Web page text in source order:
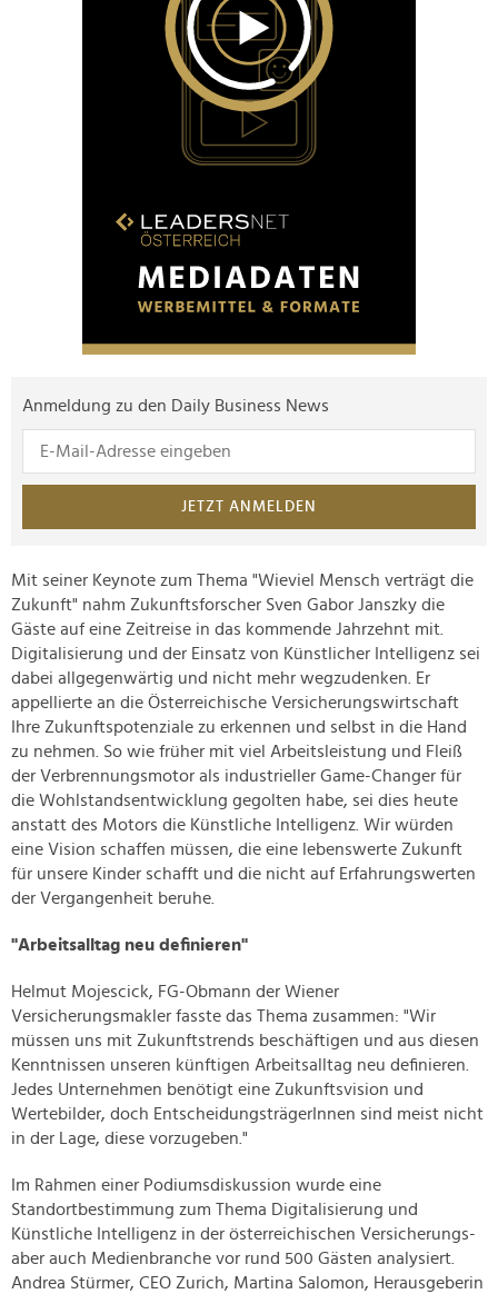
Anmeldung zu den Daily Business News
JETZT ANMELDEN
Mit seiner Keynote zum Thema "Wieviel Mensch verträgt die
Zukunft" nahm Zukunftsforscher Sven Gabor Janszky die
Gäste auf eine Zeitreise in das kommende Jahrzehnt mit.
Digitalisierung und der Einsatz von Künstlicher Intelligenz sei
dabei allgegenwärtig und nicht mehr wegzudenken. Er
appellierte an die Österreichische Versicherungswirtschaft
Ihre Zukunftspotenziale zu erkennen und selbst in die Hand
zu nehmen. So wie früher mit viel Arbeitsleistung und Fleiß
der Verbrennungsmotor als industrieller Game-Changer für
die Wohlstandsentwicklung gegolten habe, sei dies heute
anstatt des Motors die Künstliche Intelligenz. Wir würden
eine Vision schaffen müssen, die eine lebenswerte Zukunft
für unsere Kinder schafft und die nicht auf Erfahrungswerten
der Vergangenheit beruhe.
"Arbeitsalltag neu definieren"
Helmut Mojescick, FG-Obmann der Wiener
Versicherungsmakler fasste das Thema zusammen: "Wir
müssen uns mit Zukunftstrends beschäftigen und aus diesen
Kenntnissen unseren künftigen Arbeitsalltag neu definieren.
Jedes Unternehmen benötigt eine Zukunftsvision und
Wertebilder, doch EntscheidungsträgerInnen sind meist nicht
in der Lage, diese vorzugeben."
Im Rahmen einer Podiumsdiskussion wurde eine
Standortbestimmung zum Thema Digitalisierung und
Künstliche Intelligenz in der österreichischen Versicherungs-
aber auch Medienbranche vor rund 500 Gästen analysiert.
Andrea Stürmer, CEO Zurich, Martina Salomon, Herausgeberin